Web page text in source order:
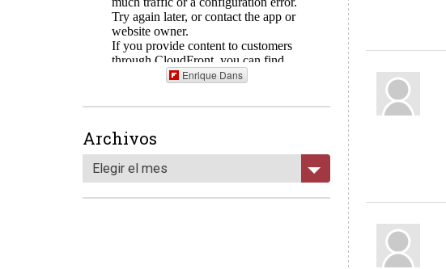
Enrique Dans
Archivos
Elegir el mes